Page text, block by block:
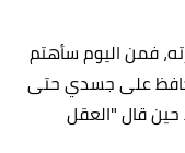
فمن اليوم سأهتم
على جسدي حتى
قال "العقل